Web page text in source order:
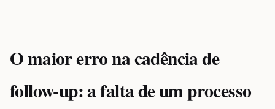
O maior erro na cadência de
follow-up: a falta de um processo